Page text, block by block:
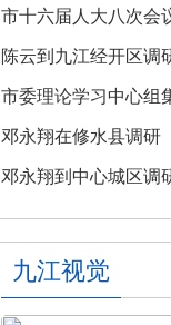
教育专题党课
市十六届人大八次会
陈云到九江经开区调
市委理论学习中心组
育整改整治工作汇报
邓永翔在修水县调研
邓永翔到中心城区调
作
九江视觉